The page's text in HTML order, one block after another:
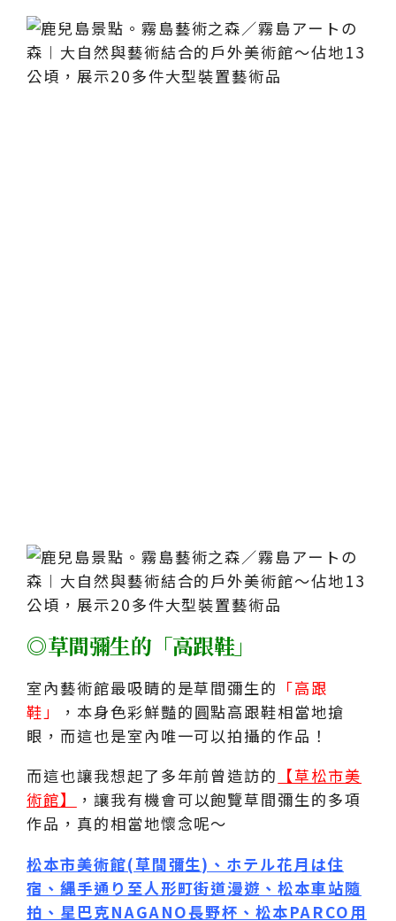
◎草間彌生的「高跟鞋」
室內藝術館最吸睛的是草間彌生的 「高跟
鞋」
，本身色彩鮮豔的圓點高跟鞋相當地搶
眼，而這也是室內唯一可以拍攝的作品！
而這也讓我想起了多年前曾造訪的 【草松市美
術館】
，讓我有機會可以飽覽草間彌生的多項
作品，真的相當地懷念呢～
松本市美術館(草間彌生)、ホテル花月は住
宿、縄手通り至人形町街道漫遊、松本車站隨
拍、星巴克NAGANO長野杯、松本PARCO用